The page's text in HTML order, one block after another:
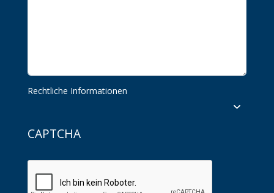
Rechtliche Informationen
CAPTCHA